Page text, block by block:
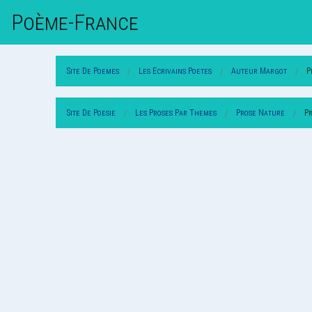
Poème-FrAnce
Site De Poemes Les Ecrivains Poetes Auteur Margot
Site De Poesie Les Proses Par Themes Prose Nature